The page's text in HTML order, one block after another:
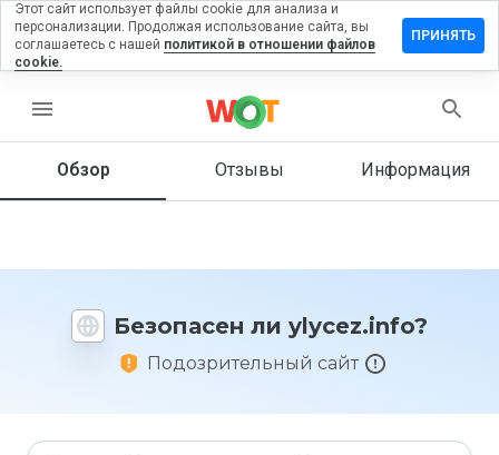
menu
Обзор Отзывы Информация
Безопасен ли ylycez.info?
Подозрительный сайт
на
Как бы
этот
1 до 5?
Этот сайт использует файлы cookie для анализа и
персонализации. Продолжая использование сайта, вы
соглашаетесь с нашей политикой в отношении файлов
cookie.
ПРИНЯТЬ